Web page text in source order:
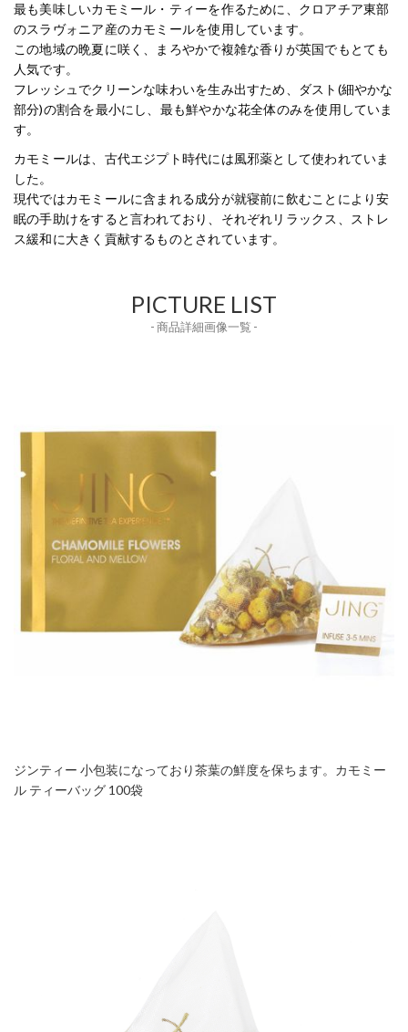
最も美味しいカモミール・ティーを作るために、クロアチア東部
のスラヴォニア産のカモミールを使用しています。
この地域の晩夏に咲く、まろやかで複雑な香りが英国でもとても
人気です。
フレッシュでクリーンな味わいを生み出すため、ダスト(細やかな
部分)の割合を最小にし、最も鮮やかな花全体のみを使用していま
す。
カモミールは、古代エジプト時代には風邪薬として使われていま
した。
現代ではカモミールに含まれる成分が就寝前に飲むことにより安
眠の手助けをすると言われており、それぞれリラックス、ストレ
ス緩和に大きく貢献するものとされています。
PICTURE LIST
- 商品詳細画像一覧 -
ジンティー 小包装になっており茶葉の鮮度を保ちます。カモミー
ル ティーバッグ 100袋